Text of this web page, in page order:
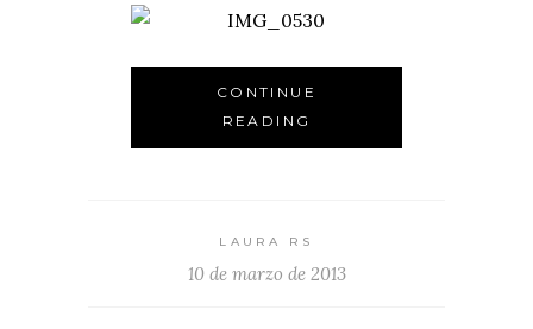
CONTINUE
READING
LAURA RS
10 de marzo de 2013